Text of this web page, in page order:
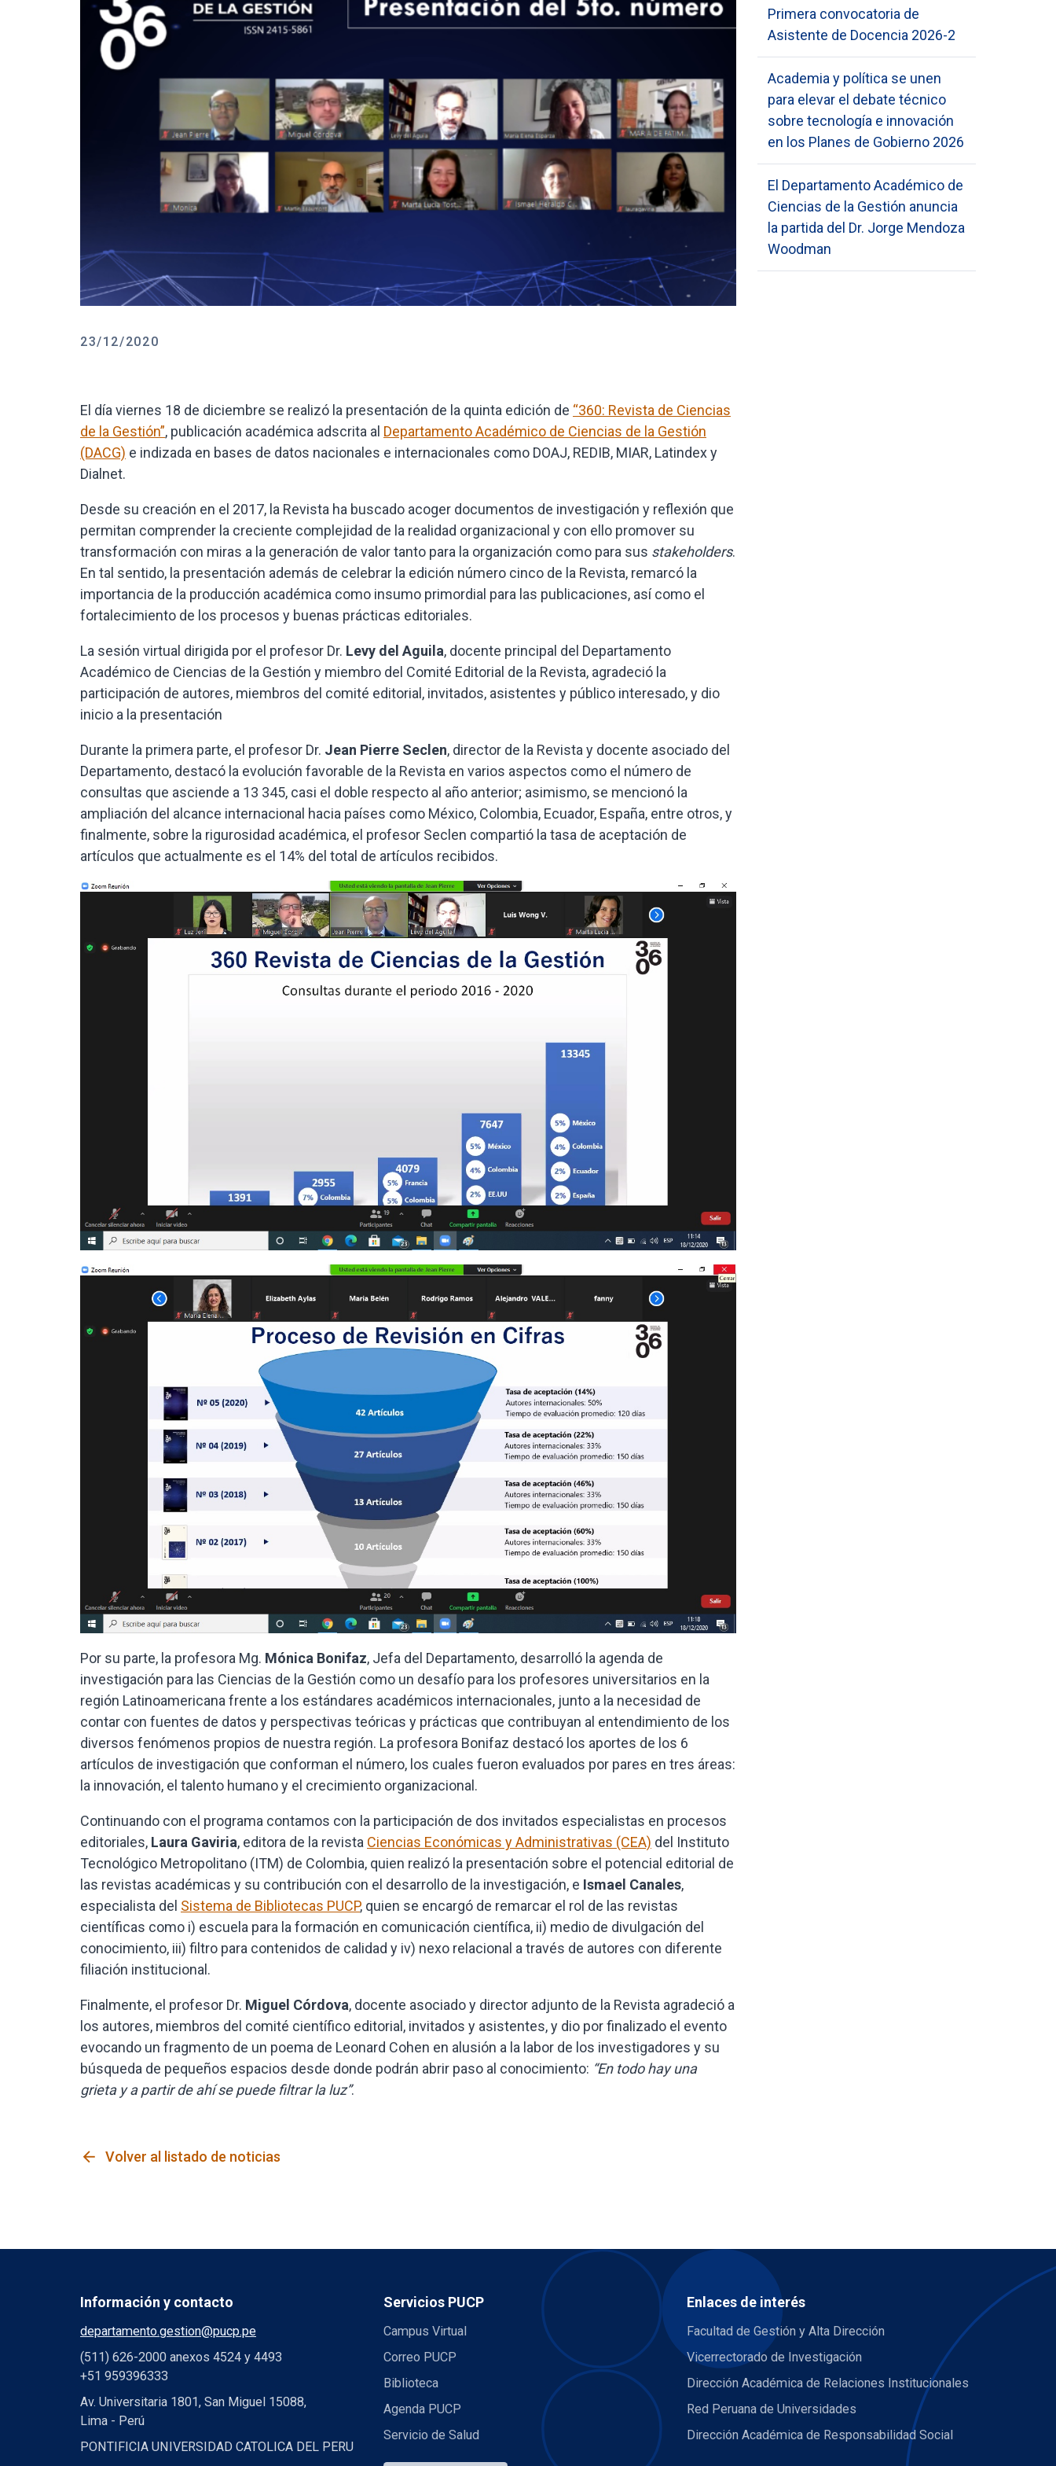
23/12/2020
El día viernes 18 de diciembre se realizó la presentación de la quinta edición de “360: Revista de Ciencias
de la Gestión”, publicación académica adscrita al Departamento Académico de Ciencias de la Gestión
(DACG) e indizada en bases de datos nacionales e internacionales como DOAJ, REDIB, MIAR, Latindex y
Dialnet.
Desde su creación en el 2017, la Revista ha buscado acoger documentos de investigación y reflexión que
permitan comprender la creciente complejidad de la realidad organizacional y con ello promover su
transformación con miras a la generación de valor tanto para la organización como para sus stakeholders.
En tal sentido, la presentación además de celebrar la edición número cinco de la Revista, remarcó la
importancia de la producción académica como insumo primordial para las publicaciones, así como el
fortalecimiento de los procesos y buenas prácticas editoriales.
La sesión virtual dirigida por el profesor Dr. Levy del Aguila, docente principal del Departamento
Académico de Ciencias de la Gestión y miembro del Comité Editorial de la Revista, agradeció la
participación de autores, miembros del comité editorial, invitados, asistentes y público interesado, y dio
inicio a la presentación
Durante la primera parte, el profesor Dr. Jean Pierre Seclen, director de la Revista y docente asociado del
Departamento, destacó la evolución favorable de la Revista en varios aspectos como el número de
consultas que asciende a 13 345, casi el doble respecto al año anterior; asimismo, se mencionó la
ampliación del alcance internacional hacia países como México, Colombia, Ecuador, España, entre otros, y
finalmente, sobre la rigurosidad académica, el profesor Seclen compartió la tasa de aceptación de
artículos que actualmente es el 14% del total de artículos recibidos.
Por su parte, la profesora Mg. Mónica Bonifaz, Jefa del Departamento, desarrolló la agenda de
investigación para las Ciencias de la Gestión como un desafío para los profesores universitarios en la
región Latinoamericana frente a los estándares académicos internacionales, junto a la necesidad de
contar con fuentes de datos y perspectivas teóricas y prácticas que contribuyan al entendimiento de los
diversos fenómenos propios de nuestra región. La profesora Bonifaz destacó los aportes de los 6
artículos de investigación que conforman el número, los cuales fueron evaluados por pares en tres áreas:
la innovación, el talento humano y el crecimiento organizacional.
Continuando con el programa contamos con la participación de dos invitados especialistas en procesos
editoriales, Laura Gaviria, editora de la revista Ciencias Económicas y Administrativas (CEA) del Instituto
Tecnológico Metropolitano (ITM) de Colombia, quien realizó la presentación sobre el potencial editorial de
las revistas académicas y su contribución con el desarrollo de la investigación, e Ismael Canales,
especialista del Sistema de Bibliotecas PUCP, quien se encargó de remarcar el rol de las revistas
científicas como i) escuela para la formación en comunicación científica, ii) medio de divulgación del
conocimiento, iii) filtro para contenidos de calidad y iv) nexo relacional a través de autores con diferente
filiación institucional.
Finalmente, el profesor Dr. Miguel Córdova, docente asociado y director adjunto de la Revista agradeció a
los autores, miembros del comité científico editorial, invitados y asistentes, y dio por finalizado el evento
evocando un fragmento de un poema de Leonard Cohen en alusión a la labor de los investigadores y su
búsqueda de pequeños espacios desde donde podrán abrir paso al conocimiento: “En todo hay una
grieta y a partir de ahí se puede filtrar la luz”.
arrow_back Volver al listado de noticias
Primera convocatoria de
Asistente de Docencia 2026-2
Academia y política se unen
para elevar el debate técnico
sobre tecnología e innovación
en los Planes de Gobierno 2026
El Departamento Académico de
Ciencias de la Gestión anuncia
la partida del Dr. Jorge Mendoza
Woodman
Información y contacto
departamento.gestion@pucp.pe
(511) 626-2000 anexos 4524 y 4493
+51 959396333
Av. Universitaria 1801, San Miguel 15088,
Lima - Perú
PONTIFICIA UNIVERSIDAD CATOLICA DEL PERU
Servicios PUCP
Campus Virtual
Correo PUCP
Biblioteca
Agenda PUCP
Servicio de Salud
Enlaces de interés
Facultad de Gestión y Alta Dirección
Vicerrectorado de Investigación
Dirección Académica de Relaciones Institucionales
Red Peruana de Universidades
Dirección Académica de Responsabilidad Social